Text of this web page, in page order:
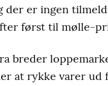
der er ingen
først til mølle-
breder
at rykke varer ud